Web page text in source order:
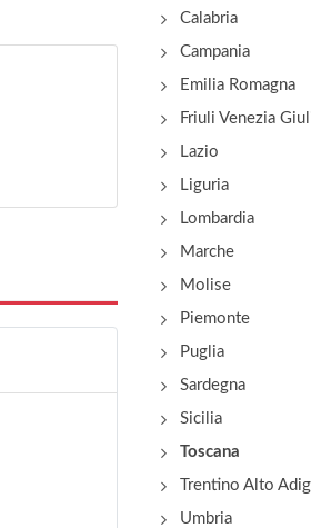
Calabria
Campania
Emilia Romagna
Friuli Venezia
Lazio
Liguria
Lombardia
Marche
Molise
Piemonte
Puglia
Sardegna
Sicilia
Toscana
Trentino Alto
Umbria